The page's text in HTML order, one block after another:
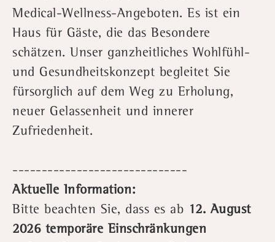
Medical-Wellness-Angeboten. Es ist ein
Haus für Gäste, die das Besondere
schätzen. Unser ganzheitliches Wohlfühl-
und Gesundheitskonzept begleitet Sie
fürsorglich auf dem Weg zu Erholung,
neuer Gelassenheit und innerer
Zufriedenheit.
------------------------------
Aktuelle Information:
Bitte beachten Sie, dass es ab 12. August
2026 temporäre Einschränkungen